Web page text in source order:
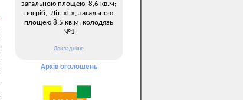
загальною площею 8,6 кв.м;
погріб, Літ. «Г», загальною
площею 8,5 кв.м; колодязь
№1
Докладніше
Архів оголошень